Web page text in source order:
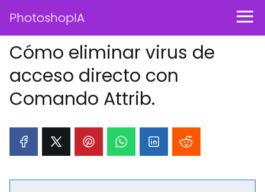
PhotoshopIA
Cómo eliminar virus de
acceso directo con
Comando Attrib.